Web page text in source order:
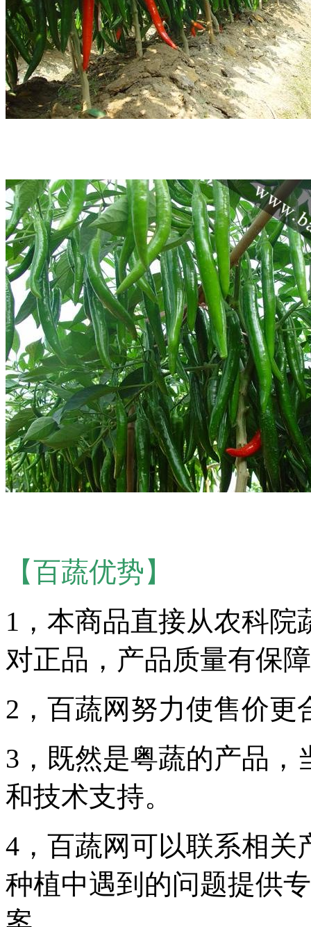
【百蔬优势】
1，本商品直接从农科
对正品，产品质量有保
2，百蔬网努力使售价更
3，既然是粤蔬的产品
和技术支持。
4，百蔬网可以联系相关
种植中遇到的问题提供